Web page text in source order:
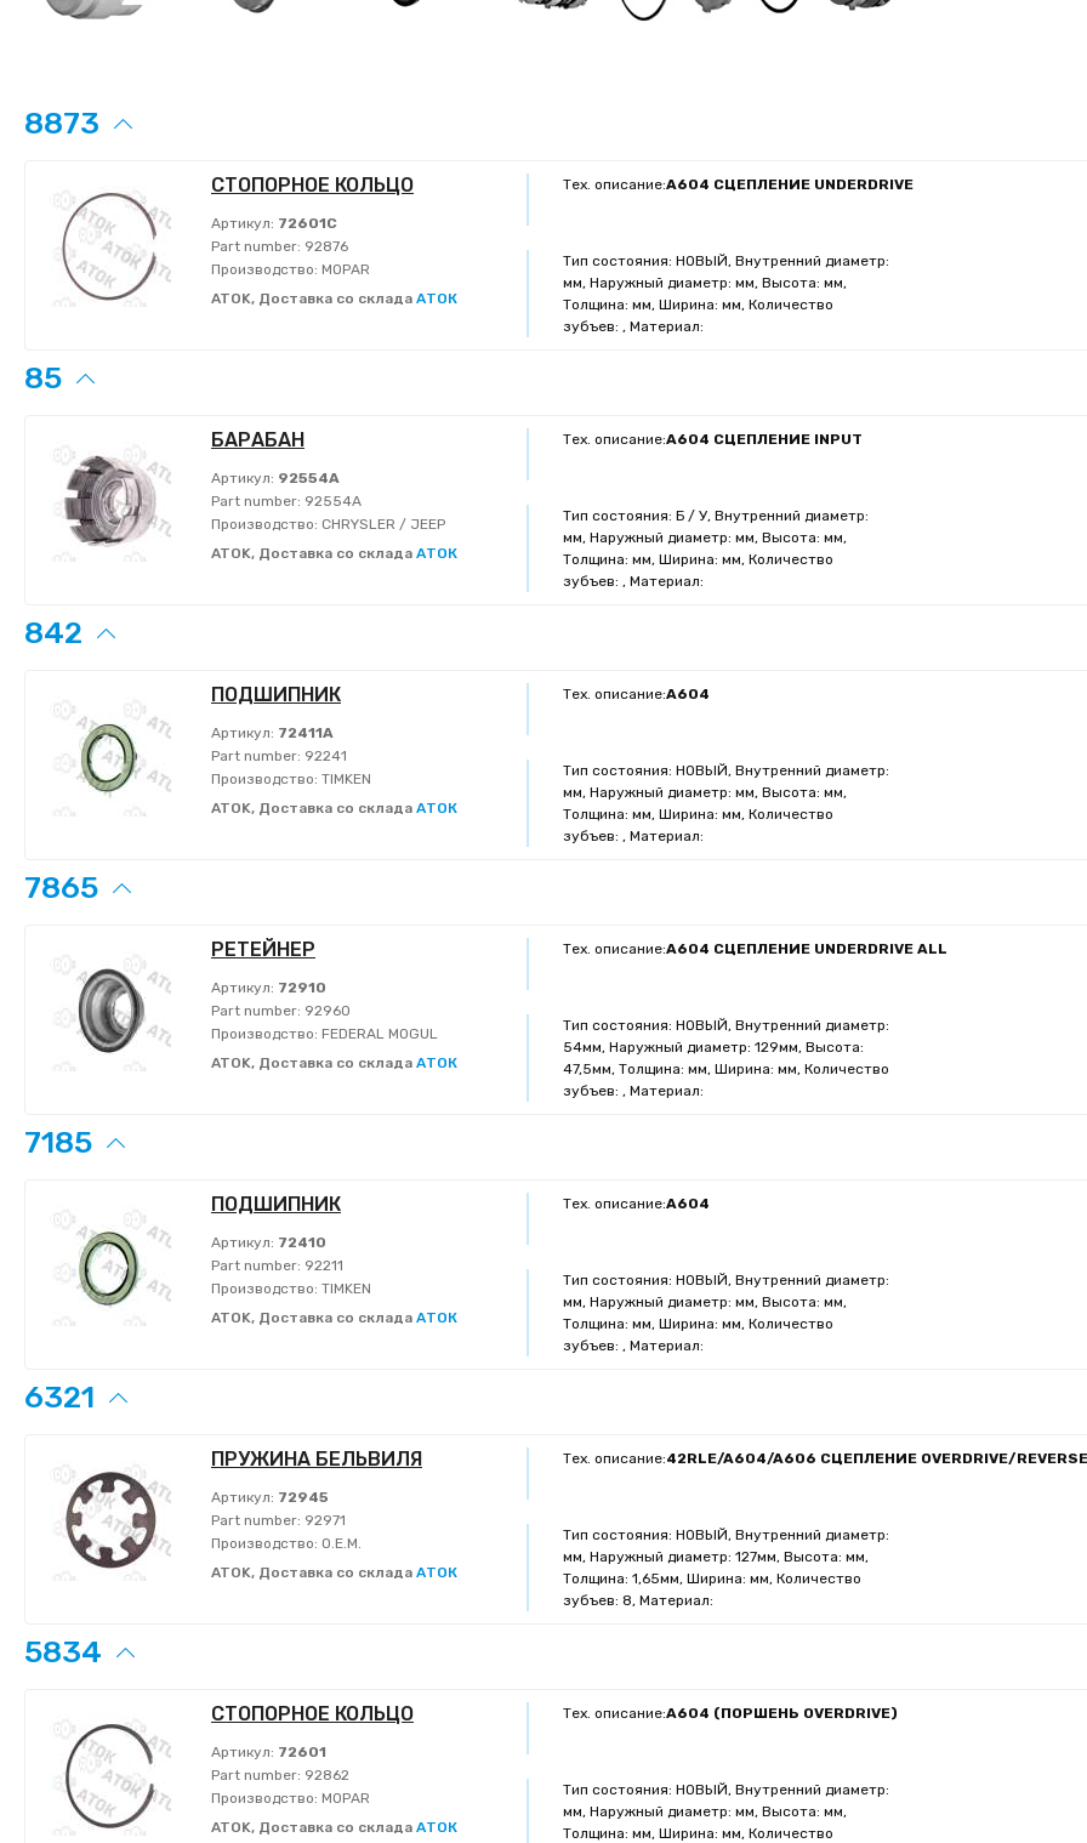
8873
СТОПОРНОЕ КОЛЬЦО
Артикул: 72601C
Part number: 92876
Производство: MOPAR
ATOK, Доставка со склада АТОК
Тех. описание:A604 СЦЕПЛЕНИЕ UNDERDRIVE
Тип состояния: НОВЫЙ, Внутренний диаметр:
мм, Наружный диаметр: мм, Высота: мм,
Толщина: мм, Ширина: мм, Количество
зубъев: , Материал:
85
БАРАБАН
Артикул: 92554A
Part number: 92554A
Производство: CHRYSLER / JEEP
ATOK, Доставка со склада АТОК
Тех. описание:A604 СЦЕПЛЕНИЕ INPUT
Тип состояния: Б / У, Внутренний диаметр:
мм, Наружный диаметр: мм, Высота: мм,
Толщина: мм, Ширина: мм, Количество
зубъев: , Материал:
842
ПОДШИПНИК
Артикул: 72411A
Part number: 92241
Производство: TIMKEN
ATOK, Доставка со склада АТОК
Тех. описание:A604
Тип состояния: НОВЫЙ, Внутренний диаметр:
мм, Наружный диаметр: мм, Высота: мм,
Толщина: мм, Ширина: мм, Количество
зубъев: , Материал:
7865
РЕТЕЙНЕР
Артикул: 72910
Part number: 92960
Производство: FEDERAL MOGUL
ATOK, Доставка со склада АТОК
Тех. описание:A604 СЦЕПЛЕНИЕ UNDERDRIVE ALL
Тип состояния: НОВЫЙ, Внутренний диаметр:
54мм, Наружный диаметр: 129мм, Высота:
47,5мм, Толщина: мм, Ширина: мм, Количество
зубъев: , Материал:
7185
ПОДШИПНИК
Артикул: 72410
Part number: 92211
Производство: TIMKEN
ATOK, Доставка со склада АТОК
Тех. описание:A604
Тип состояния: НОВЫЙ, Внутренний диаметр:
мм, Наружный диаметр: мм, Высота: мм,
Толщина: мм, Ширина: мм, Количество
зубъев: , Материал:
6321
ПРУЖИНА БЕЛЬВИЛЯ
Артикул: 72945
Part number: 92971
Производство: O.E.M.
ATOK, Доставка со склада АТОК
Тех. описание:42RLE/A604/A606 СЦЕПЛЕНИЕ OVERDRIVE/REVERSE
Тип состояния: НОВЫЙ, Внутренний диаметр:
мм, Наружный диаметр: 127мм, Высота: мм,
Толщина: 1,65мм, Ширина: мм, Количество
зубъев: 8, Материал:
5834
СТОПОРНОЕ КОЛЬЦО
Артикул: 72601
Part number: 92862
Производство: MOPAR
ATOK, Доставка со склада АТОК
Тех. описание:A604 (ПОРШЕНЬ OVERDRIVE)
Тип состояния: НОВЫЙ, Внутренний диаметр:
мм, Наружный диаметр: мм, Высота: мм,
Толщина: мм, Ширина: мм, Количество